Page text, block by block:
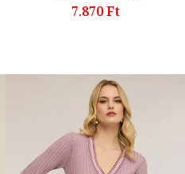
7.870 Ft